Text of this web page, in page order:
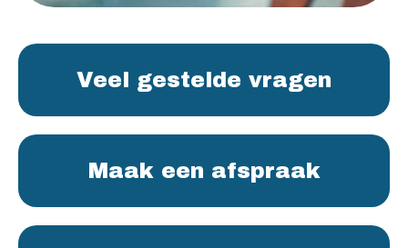
Veel gestelde vragen
Maak een afspraak